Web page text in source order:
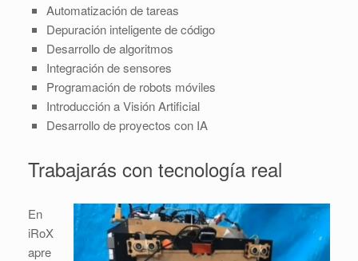
Automatización de tareas
Depuración inteligente de código
Desarrollo de algoritmos
Integración de sensores
Programación de robots móviles
Introducción a Visión Artificial
Desarrollo de proyectos con IA
Trabajarás con tecnología real
En
iRoX
apre